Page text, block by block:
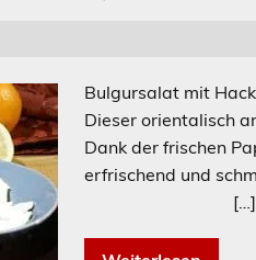
Bulgursalat mit
Dieser orientalisch
Dank der frischen
erfrischend und
[…]